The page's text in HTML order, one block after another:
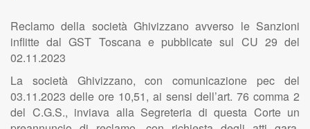
Reclamo della società Ghivizzano avverso le Sanzioni
inflitte dal GST Toscana e pubblicate sul CU 29 del
02.11.2023
La società Ghivizzano, con comunicazione pec del
03.11.2023 delle ore 10,51, ai sensi dell’art. 76 comma 2
del C.G.S., inviava alla Segreteria di questa Corte un